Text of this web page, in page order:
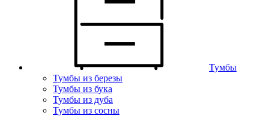
Тумбы
Тумбы из березы
Тумбы из бука
Тумбы из дуба
Тумбы из сосны